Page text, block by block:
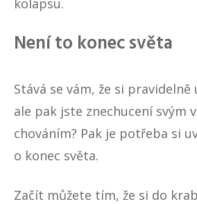
Není to konec světa
Stává se vám, že si pravidelně
ale pak jste znechucení svým
chováním? Pak je potřeba si
o konec světa.
Začít můžete tím, že si do